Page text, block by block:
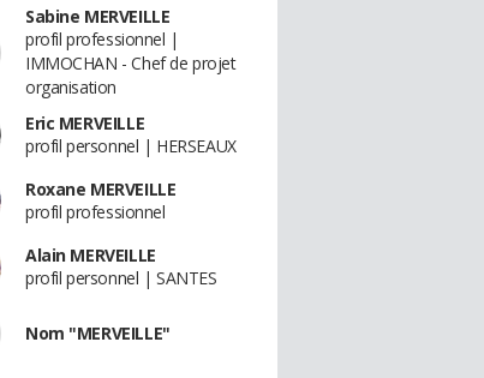
Sabine MERVEILLE
profil professionnel |
IMMOCHAN - Chef de projet
organisation
Eric MERVEILLE
profil personnel | HERSEAUX
Roxane MERVEILLE
profil professionnel
Alain MERVEILLE
profil personnel | SANTES
Nom "MERVEILLE"